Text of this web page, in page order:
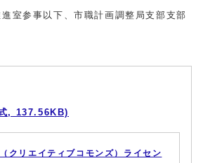
室参事以下、市職計画調整局支部支部
, 137.56KB)
クリエイティブコモンズ）ライセン